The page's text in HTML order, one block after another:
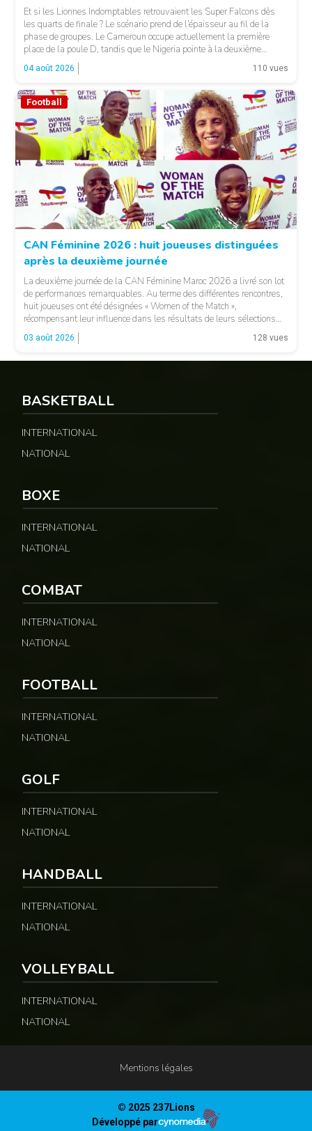
Et si les Lionnes Indomptables retrouvaient les Super Falcons dès
les quarts de finale ? Le scénario prend de l’épaisseur au fil de la
phase de groupes. Le Cameroun occupe actuellement la première
place de la poule D, tandis que le Nigeria pointe à la deuxième
position du groupe C. Une configuration qui pourrait offrir, […]
04 août 2026 110 vues
Football
CAN Féminine 2026 : huit joueuses distinguées
après la deuxième journée
La deuxième journée de la CAN Féminine Maroc 2026 a livré son lot
de performances remarquables. Au terme des différentes rencontres,
huit joueuses ont été désignées « Women of the Match »,
récompensant leur influence dans les résultats de leurs sélections
respectives. Le Sénégal a vu Adji Ndiaye recevoir cette distinction,
tandis que le Maroc […]
03 août 2026 128 vues
BASKETBALL
INTERNATIONAL
NATIONAL
BOXE
INTERNATIONAL
NATIONAL
COMBAT
INTERNATIONAL
NATIONAL
FOOTBALL
INTERNATIONAL
NATIONAL
GOLF
INTERNATIONAL
NATIONAL
HANDBALL
INTERNATIONAL
NATIONAL
VOLLEYBALL
INTERNATIONAL
NATIONAL
Mentions légales
© 2025 237Lions
Développé par